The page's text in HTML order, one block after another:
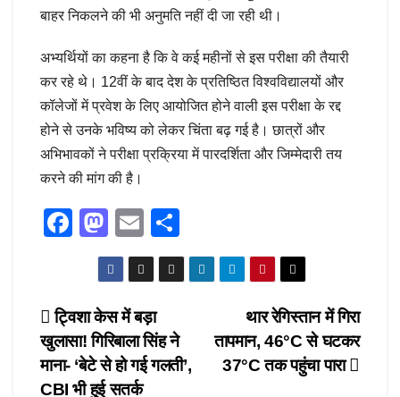
बाहर निकलने की भी अनुमति नहीं दी जा रही थी।
अभ्यर्थियों का कहना है कि वे कई महीनों से इस परीक्षा की तैयारी
कर रहे थे। 12वीं के बाद देश के प्रतिष्ठित विश्वविद्यालयों और
कॉलेजों में प्रवेश के लिए आयोजित होने वाली इस परीक्षा के रद्द
होने से उनके भविष्य को लेकर चिंता बढ़ गई है। छात्रों और
अभिभावकों ने परीक्षा प्रक्रिया में पारदर्शिता और जिम्मेदारी तय
करने की मांग की है।
F
e
b
o
M
a
st
o
d
o
E
m
ail
h
ar
Post
navigation
थार रेगिस्तान में गिरा
तापमान, 46°C से घटकर
37°C तक पहुंचा पारा
ट्विशा केस में बड़ा
खुलासा! गिरिबाला सिंह ने
माना- ‘बेटे से हो गई गलती’,
CBI भी हुई सतर्क